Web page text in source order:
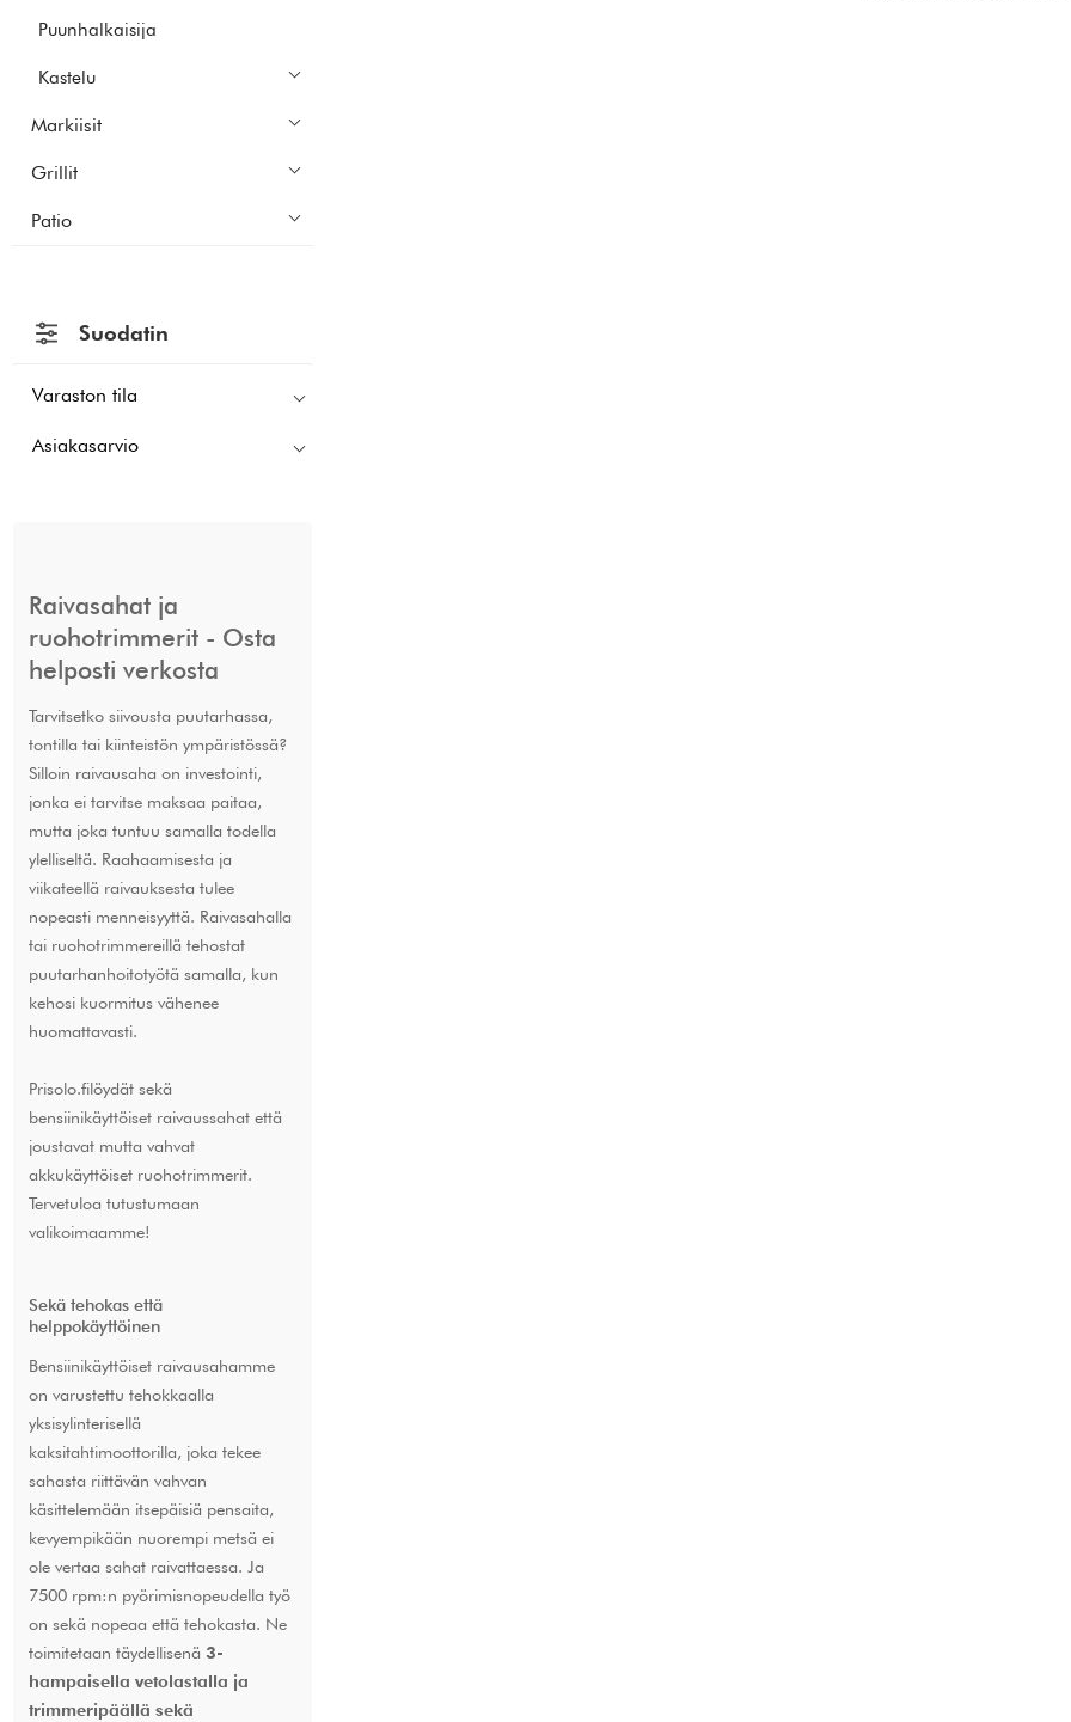
Puunhalkaisija
Kastelu
Markiisit
Grillit
Patio
Suodatin
Varaston tila
Asiakasarvio
Raivasahat ja
ruohotrimmerit - Osta
helposti verkosta
Tarvitsetko siivousta puutarhassa,
tontilla tai kiinteistön ympäristössä?
Silloin raivausaha on investointi,
jonka ei tarvitse maksaa paitaa,
mutta joka tuntuu samalla todella
ylelliseltä. Raahaamisesta ja
viikateellä raivauksesta tulee
nopeasti menneisyyttä. Raivasahalla
tai ruohotrimmereillä tehostat
puutarhanhoitotyötä samalla, kun
kehosi kuormitus vähenee
huomattavasti.
Prisolo.filöydät sekä
bensiinikäyttöiset raivaussahat että
joustavat mutta vahvat
akkukäyttöiset ruohotrimmerit.
Tervetuloa tutustumaan
valikoimaamme!
Sekä tehokas että
helppokäyttöinen
Bensiinikäyttöiset raivausahamme
on varustettu tehokkaalla
yksisylinterisellä
kaksitahtimoottorilla, joka tekee
sahasta riittävän vahvan
käsittelemään itsepäisiä pensaita,
kevyempikään nuorempi metsä ei
ole vertaa sahat raivattaessa. Ja
7500 rpm:n pyörimisnopeudella työ
on sekä nopeaa että tehokasta. Ne
toimitetaan täydellisenä 3-
hampaisella vetolastalla ja
trimmeripäällä sekä